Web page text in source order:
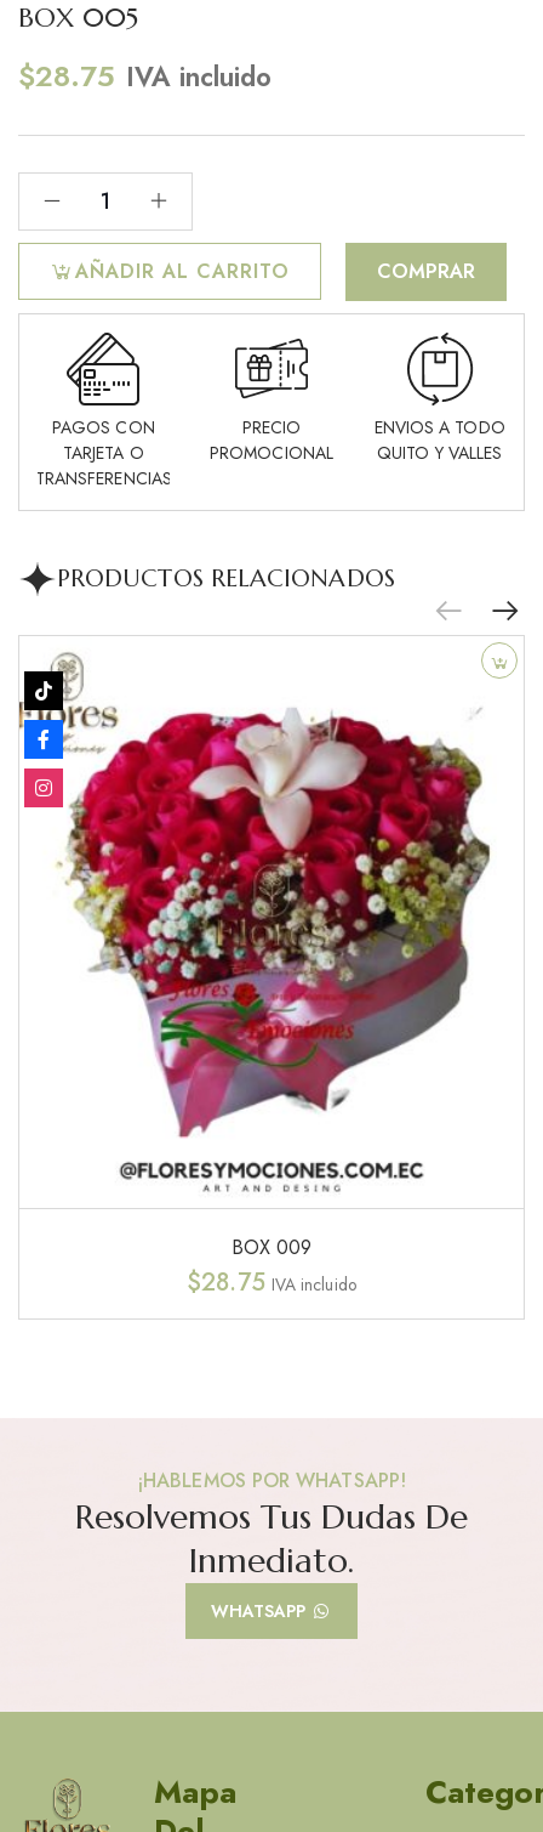
BOX 005
$28.75 IVA incluido
AÑADIR AL CARRITO COMPRAR
PAGOS CON
TARJETA O
TRANSFERENCIAS
PRECIO
PROMOCIONAL
ENVIOS A TODO
QUITO Y VALLES
PRODUCTOS RELACIONADOS
BOX 009
$28.75 IVA incluido
¡HABLEMOS POR WHATSAPP!
Resolvemos Tus Dudas De
Inmediato.
WHATSAPP
Mapa